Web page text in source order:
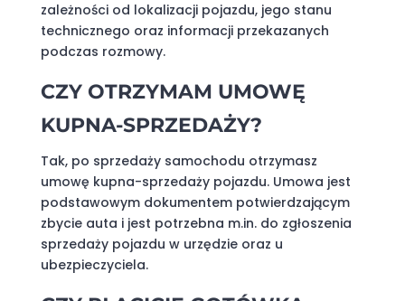
zależności od lokalizacji pojazdu, jego stanu
technicznego oraz informacji przekazanych
podczas rozmowy.
CZY OTRZYMAM UMOWĘ
KUPNA-SPRZEDAŻY?
Tak, po sprzedaży samochodu otrzymasz
umowę kupna-sprzedaży pojazdu. Umowa jest
podstawowym dokumentem potwierdzającym
zbycie auta i jest potrzebna m.in. do zgłoszenia
sprzedaży pojazdu w urzędzie oraz u
ubezpieczyciela.